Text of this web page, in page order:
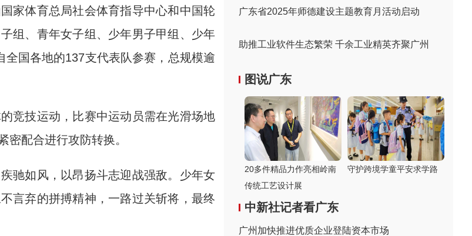
体育总局社会体育指导中心和中国轮
组、青年女子组、少年男子甲组、少年
国各地的137支代表队参赛，总规模逾
技运动，比赛中运动员需在光滑场地
密配合进行攻防转换。
如风，以昂扬斗志迎战强敌。少年女
言弃的拼搏精神，一路过关斩将，最终
广东省2025年师德建设主题教育月活动启动
助推工业软件生态繁荣 千余工业精英齐聚广州
图说广东
20多件精品力作亮相岭南
传统工艺设计展
守护跨境学童平安求学路
中新社记者看广东
广州加快推进优质企业登陆资本市场